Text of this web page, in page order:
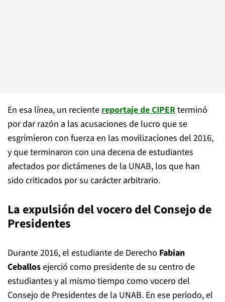
En esa línea, un recientereportaje de CIPERterminó
por dar razón a las acusaciones de lucro que se
esgrimieron con fuerza en las movilizaciones del 2016,
y que terminaron con una decena de estudiantes
afectados por dictámenes de la UNAB, los que han
sido criticados por su carácter arbitrario.
La expulsión del vocero del Consejo de
Presidentes
Durante 2016, el estudiante de Derecho Fabian
Ceballosejerció como presidente de su centro de
estudiantes y al mismo tiempo como vocero del
Consejo de Presidentes de la UNAB. En ese periodo, el